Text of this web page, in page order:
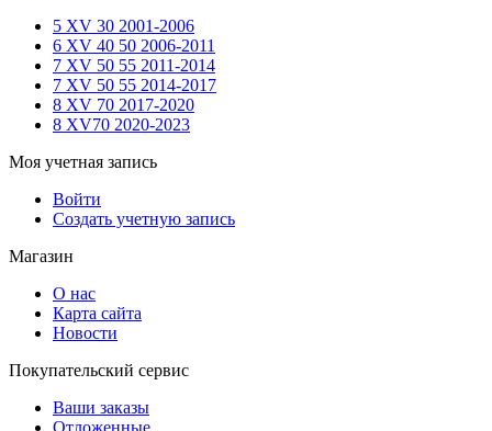
5 XV 30 2001-2006
6 XV 40 50 2006-2011
7 XV 50 55 2011-2014
7 XV 50 55 2014-2017
8 XV 70 2017-2020
8 XV70 2020-2023
Моя учетная запись
Войти
Создать учетную запись
Магазин
О нас
Карта сайта
Новости
Покупательский сервис
Ваши заказы